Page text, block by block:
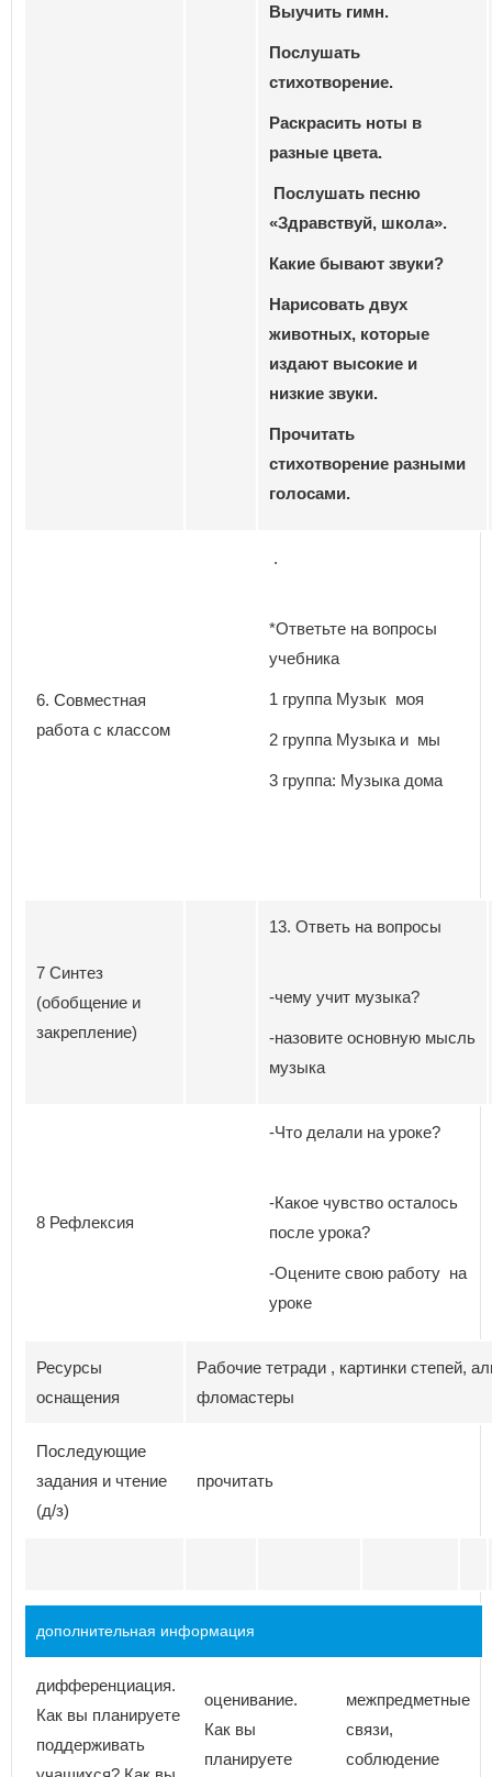
Выучить гимн.
Послушать
стихотворение.
Раскрасить ноты в
разные цвета.
Послушать песню
«Здравствуй, школа».
Какие бывают звуки?
Нарисовать двух
животных, которые
издают высокие и
низкие звуки.
Прочитать
стихотворение разными
голосами.
6. Совместная
работа с классом
.
*Ответьте на вопросы
учебника
1 группа Музык моя
2 группа Музыка и мы
3 группа: Музыка дома
7 Синтез
(обобщение и
закрепление)
13. Ответь на вопросы
-чему учит музыка?
-назовите основную мысль
музыка
8 Рефлексия
-Что делали на уроке?
-Какое чувство осталось
после урока?
-Оцените свою работу на
уроке
Ресурсы
оснащения
Рабочие тетради , картинки степей,
фломастеры
Последующие
задания и чтение
(д/з)
прочитать
дополнительная информация
дифференциация.
Как вы планируете
поддерживать
оценивание.
Как вы
планируете
межпредметные
связи,
соблюдение